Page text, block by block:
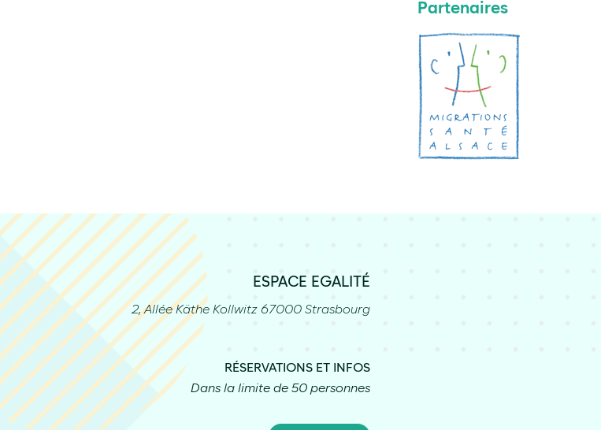
Partenaires
ESPACE EGALITÉ
2, Allée Käthe Kollwitz 67000 Strasbourg
RÉSERVATIONS ET INFOS
Dans la limite de 50 personnes